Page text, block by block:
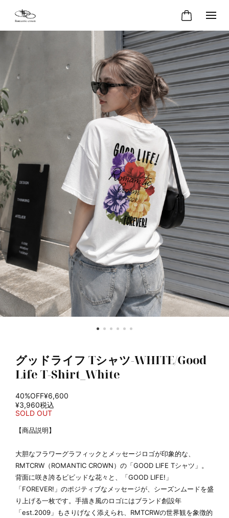
グッドライフ Tシャツ-WHITE/Good
Life T-Shirt_White
40%OFF¥6,600
¥3,960税込
SOLD OUT
【商品説明】
大胆なフラワーグラフィックとメッセージロゴが印象的な、
RMTCRW（ROMANTIC CROWN）の「GOOD LIFE Tシャツ」。
背面に咲き誇るビビッドな花々と、「GOOD LIFE!」
「FOREVER!」のポジティブなメッセージが、シーズンムードを盛
り上げる一枚です。手描き風のロゴにはブランド創設年
「est.2009」もさりげなく添えられ、RMTCRWの世界観を象徴的